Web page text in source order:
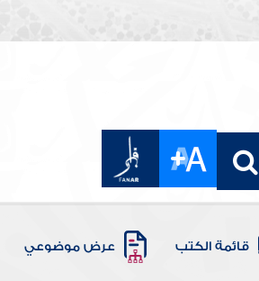
قائمة الكتب عرض موضوعي